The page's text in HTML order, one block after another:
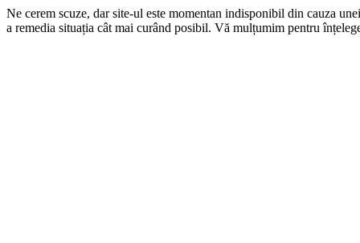
Ne cerem scuze, dar site-ul este momentan indisponibil din cauza
a remedia situația cât mai curând posibil. Vă mulțumim pentru